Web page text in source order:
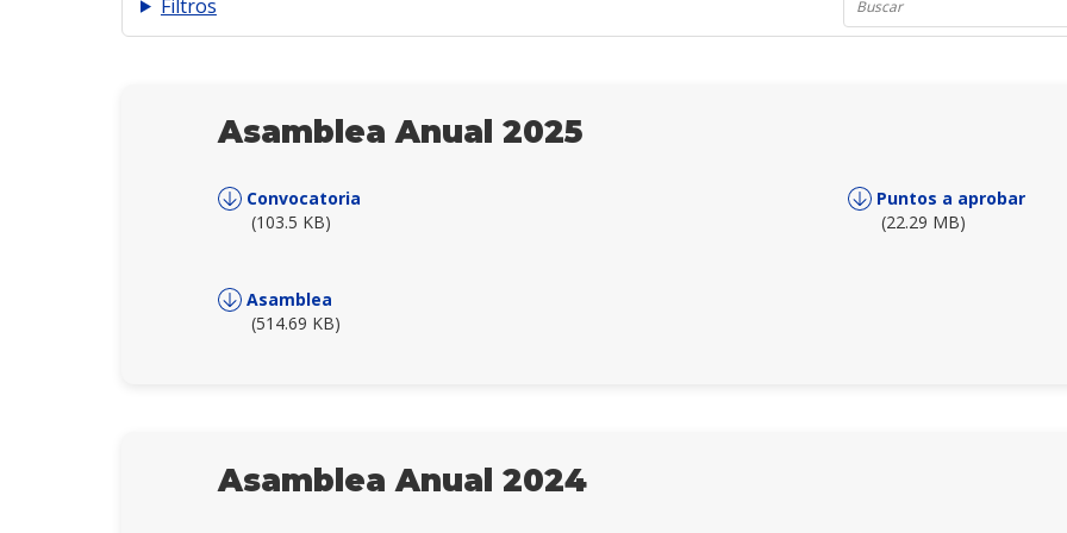
Para que una asamblea general ordinaria se considere legalmente instalada en virtud de primera convocatoria debe estar
En caso de segunda o ulterior convocatoria, la asamblea general ordinaria se considerará legalmente instalada
Para que una asamblea general extraordinaria se considere legalmente instalada en virtud de primera convocatoria debe
estar representado, por lo menos, el 50% de acciones que representen del capital social.
Para que las resoluciones de la asamblea general extraordinaria sean válidas deben tomarse, en todos los casos, por el
Filtros
Asamblea Anual 2025
Convocatoria
(103.5 KB)
Puntos a aprobar
(22.29 MB)
Asamblea
(514.69 KB)
Asamblea Anual 2024